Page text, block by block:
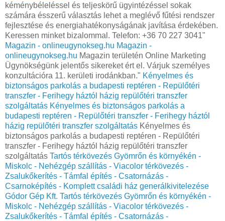
kéménybéleléssel és teljeskörű ügyintézéssel sokak
számára ésszerű választás lehet a meglévő fűtési rendszer
fejlesztése és energiahatékonyságának javítása érdekében.
Keressen minket bizalommal. Telefon: +36 70 227 3041"
Magazin - onlineugynokseg.hu Magazin -
onlineugynokseg.hu Magazin területén Online Marketing
Ügynökségünk jelentős sikereket ért el. Várjuk személyes
konzultációra 11. kerületi irodánkban." Kényelmes és
biztonságos parkolás a budapesti reptéren - Repülőtéri
transzfer - Ferihegy háztól házig repülőtéri transzfer
szolgáltatás Kényelmes és biztonságos parkolás a
budapesti reptéren - Repülőtéri transzfer - Ferihegy háztól
házig repülőtéri transzfer szolgáltatás Kényelmes és
biztonságos parkolás a budapesti reptéren - Repülőtéri
transzfer - Ferihegy háztól házig repülőtéri transzfer
szolgáltatás Tartós térkövezés Gyömrőn és környékén -
Miskolc - Nehézgép szállítás - Viacolor térkövezés -
Zsalukőkerítés - Támfal építés - Csatornázás -
Csarnoképítés - Komplett családi ház generálkivitelezése
Gódor Gép Kft. Tartós térkövezés Gyömrőn és környékén -
Miskolc - Nehézgép szállítás - Viacolor térkövezés -
Zsalukőkerítés - Támfal építés - Csatornázás -